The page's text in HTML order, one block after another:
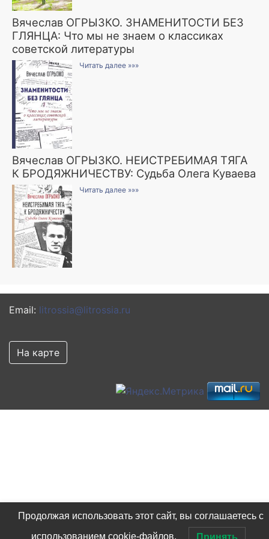
Вячеслав ОГРЫЗКО. ЗНАМЕНИТОСТИ БЕЗ
ГЛЯНЦА: Что мы не знаем о классиках
советской литературы
Читать далее »»»
Вячеслав ОГРЫЗКО. НЕИСТРЕБИМАЯ ТЯГА
К БРОДЯЖНИЧЕСТВУ: Судьба Олега Куваева
Читать далее »»»
Email: litrossia@litrossia.ru
На карте
Продолжая использовать этот сайт, вы соглашаетесь с
использованием cookie-файлов.